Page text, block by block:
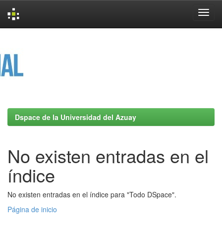
Dspace de la Universidad del Azuay
No existen entradas en el
índice
No existen entradas en el índice para "Todo DSpace".
Página de inicio